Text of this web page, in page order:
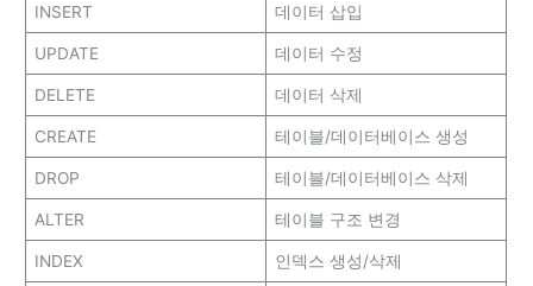
INSERT 데이터 삽입
UPDATE 데이터 수정
DELETE 데이터 삭제
CREATE 테이블/데이터베이스 생성
DROP 테이블/데이터베이스 삭제
ALTER 테이블 구조 변경
INDEX 인덱스 생성/삭제